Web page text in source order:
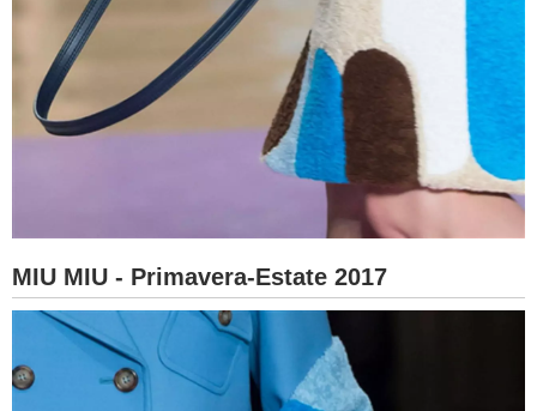
MIU MIU - Primavera-Estate 2017